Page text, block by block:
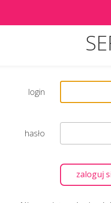
login
hasło
zaloguj